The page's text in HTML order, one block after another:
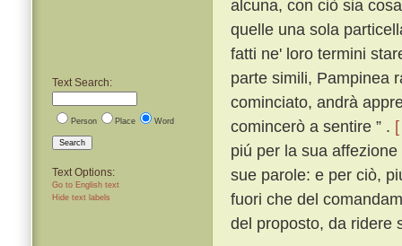
Text Search:
Person Place Word
Search
Text Options:
Go to English text
Hide text labels
alcuna, con ciò sia
quelle una sola
fatti ne' loro termini
parte simili, Pampinea
cominciato, andrà
comincerò a sentire ” .
piú per la sua
sue parole: e per ciò,
fuori che del
del proposto, da ridere